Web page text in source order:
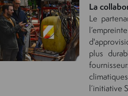
La
Le
plus
l’initiative